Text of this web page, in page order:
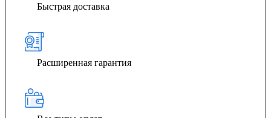
Быстрая доставка
Расширенная гарантия